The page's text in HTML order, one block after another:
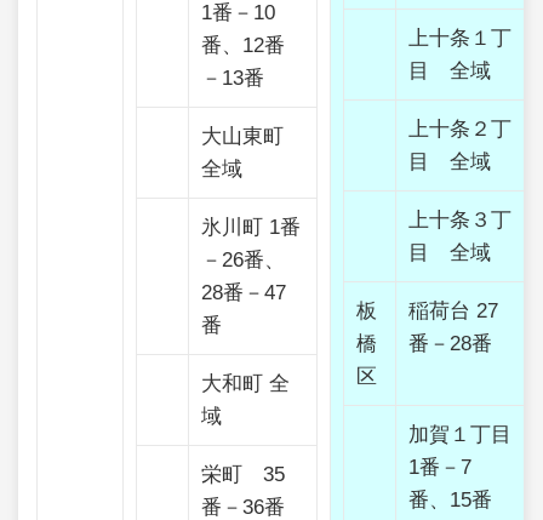
1番－10
番、12番
－13番
大山東町
全域
氷川町 1番
－26番、
28番－47
番
大和町 全
域
栄町 35
番－36番
上十条１丁
目 全域
上十条２丁
目 全域
上十条３丁
目 全域
板
橋
区
稲荷台 27
番－28番
加賀１丁目
1番－7
番、15番